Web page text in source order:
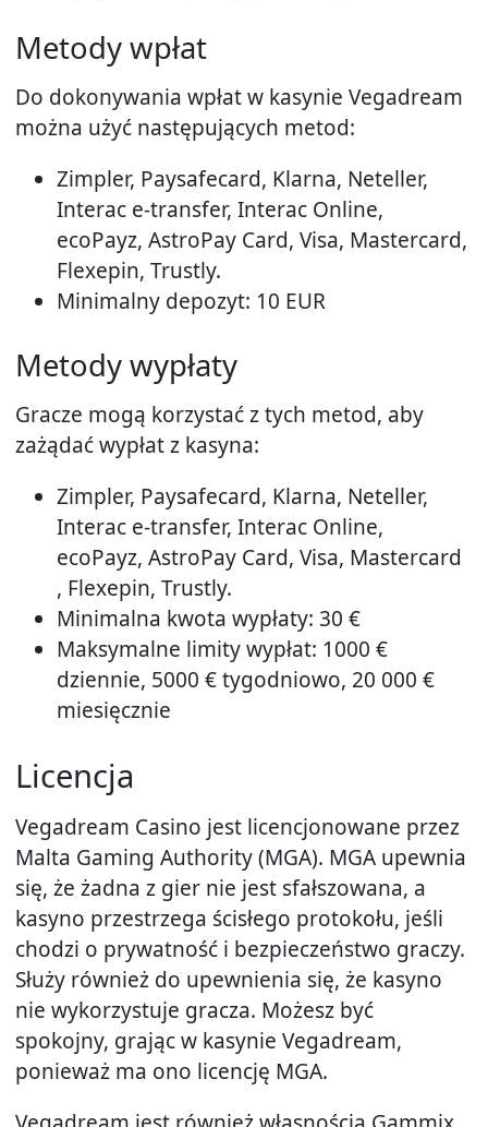
Metody wpłat
Do dokonywania wpłat w kasynie Vegadream
można użyć następujących metod:
Zimpler, Paysafecard, Klarna, Neteller,
Interac e-transfer, Interac Online,
ecoPayz, AstroPay Card, Visa, Mastercard,
Flexepin, Trustly.
Minimalny depozyt: 10 EUR
Metody wypłaty
Gracze mogą korzystać z tych metod, aby
zażądać wypłat z kasyna:
Zimpler, Paysafecard, Klarna, Neteller,
Interac e-transfer, Interac Online,
ecoPayz, AstroPay Card, Visa, Mastercard
, Flexepin, Trustly.
Minimalna kwota wypłaty: 30 €
Maksymalne limity wypłat: 1000 €
dziennie, 5000 € tygodniowo, 20 000 €
miesięcznie
Licencja
Vegadream Casino jest licencjonowane przez
Malta Gaming Authority (MGA). MGA upewnia
się, że żadna z gier nie jest sfałszowana, a
kasyno przestrzega ścisłego protokołu, jeśli
chodzi o prywatność i bezpieczeństwo graczy.
Służy również do upewnienia się, że kasyno
nie wykorzystuje gracza. Możesz być
spokojny, grając w kasynie Vegadream,
ponieważ ma ono licencję MGA.